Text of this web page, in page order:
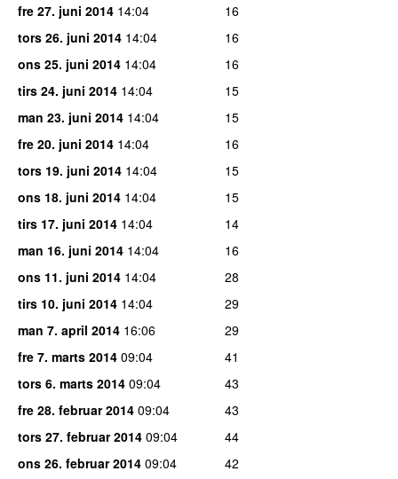
fre 27. juni 2014 14:04
16
tors 26. juni 2014 14:04
16
ons 25. juni 2014 14:04
16
tirs 24. juni 2014 14:04
15
man 23. juni 2014 14:04
15
fre 20. juni 2014 14:04
16
tors 19. juni 2014 14:04
15
ons 18. juni 2014 14:04
15
tirs 17. juni 2014 14:04
14
man 16. juni 2014 14:04
16
ons 11. juni 2014 14:04
28
tirs 10. juni 2014 14:04
29
man 7. april 2014 16:06
29
fre 7. marts 2014 09:04
41
tors 6. marts 2014 09:04
43
fre 28. februar 2014 09:04
43
tors 27. februar 2014 09:04
44
ons 26. februar 2014 09:04
42